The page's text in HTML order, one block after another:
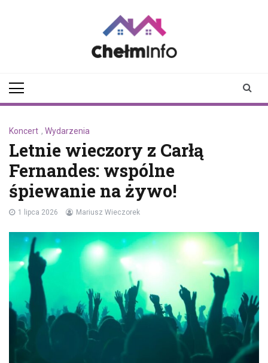
Koncert , Wydarzenia
Letnie wieczory z Carłą
Fernandes: wspólne
śpiewanie na żywo!
1 lipca 2026 Mariusz Wieczorek